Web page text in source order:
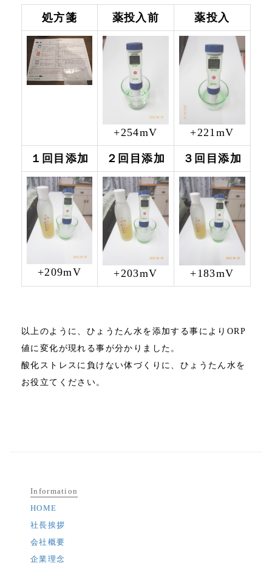
処方箋 薬投入前 薬投入
+254mV +221mV
１回目添加 ２回目添加 ３回目添加
+209mV +203mV +183mV
以上のように、ひょうたん水を添加する事によりORP
値に変化が現れる事が分かりました。
酸化ストレスに負けない体づくりに、ひょうたん水を
お役立てください。
Information
HOME
社長挨拶
会社概要
企業理念